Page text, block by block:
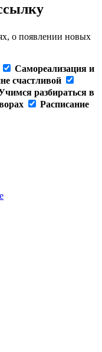
о появлении новых
Самореализация и
счастливой
разбираться в
Расписание